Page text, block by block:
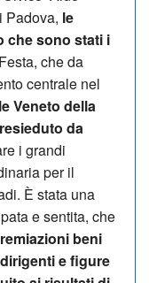
Padova, le
che sono stati i
che da
centrale nel
Veneto della
da
i grandi
per il
È stata una
e sentita, che
beni
e figure